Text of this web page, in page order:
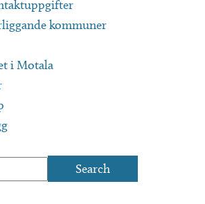
kommuner
i Motala